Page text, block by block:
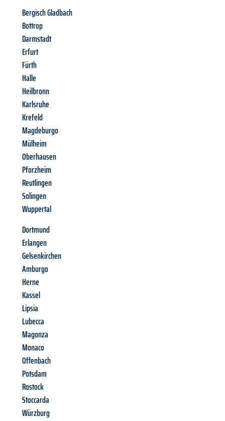
Bergisch Gladbach
Bottrop
Darmstadt
Erfurt
Fürth
Halle
Heilbronn
Karlsruhe
Krefeld
Magdeburgo
Mülheim
Oberhausen
Pforzheim
Reutlingen
Solingen
Wuppertal
Dortmund
Erlangen
Gelsenkirchen
Amburgo
Herne
Kassel
Lipsia
Lubecca
Magonza
Monaco
Offenbach
Potsdam
Rostock
Stoccarda
Würzburg